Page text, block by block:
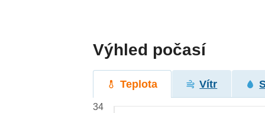
Výhled počasí
Teplota Vítr
34